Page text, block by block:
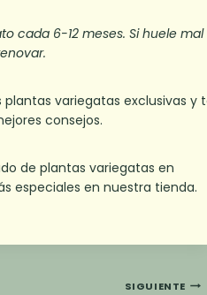
12 meses. Si huele mal
variegatas exclusivas y
consejos.
de plantas variegatas en
especiales en nuestra tienda.
SIGUIENTE